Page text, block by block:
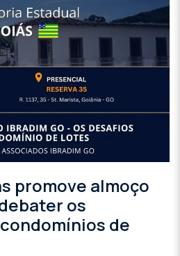
promove almoço
os
de